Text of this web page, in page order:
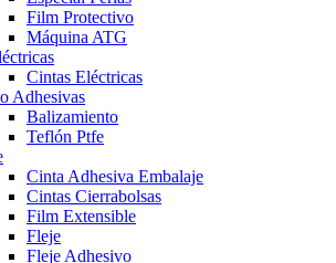
Film Protectivo
Máquina ATG
Cintas Eléctricas
Adhesivas
Balizamiento
Teflón Ptfe
Cinta Adhesiva Embalaje
Cintas Cierrabolsas
Film Extensible
Fleje
Fleje Adhesivo